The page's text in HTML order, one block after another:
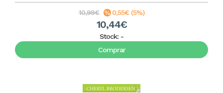
10,99€ 0,55€ (5%)
10,44€
Stock: -
Comprar